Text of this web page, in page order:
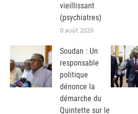
vieillissant
(psychiatres)
8 août 2026
Soudan : Un
responsable
politique
dénonce la
démarche du
Quintette sur le